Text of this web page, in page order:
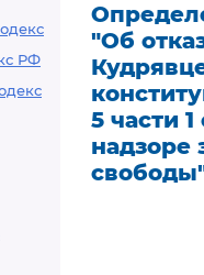
РФ
"Об
5 части
надзоре